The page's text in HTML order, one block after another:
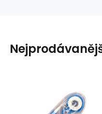
Korekční
a152050
Záruka2roky
27Kč
Skladem >5 ks